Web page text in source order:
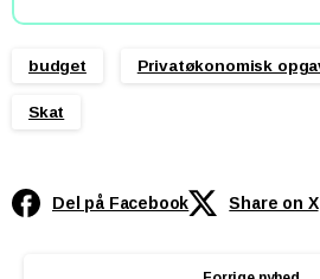
budget Privatøkonomisk
Skat
Del på Facebook Share on X